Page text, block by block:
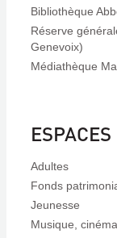
Bibliothèque
Réserve
Genevoix)
Médiathèque
ESPACES
Adultes
Fonds
Jeunesse
Musique,